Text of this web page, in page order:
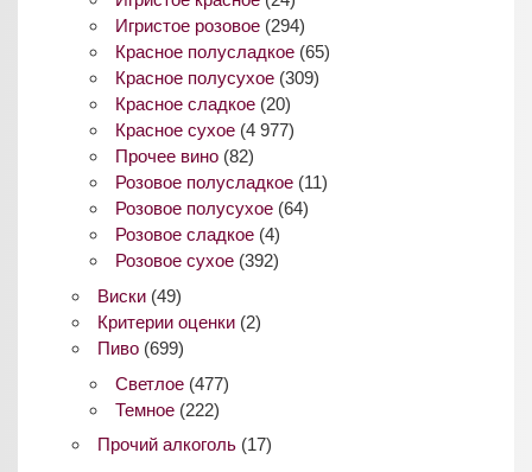
Игристое розовое (294)
Красное полусладкое (65)
Красное полусухое (309)
Красное сладкое (20)
Красное сухое (4 977)
Прочее вино (82)
Розовое полусладкое (11)
Розовое полусухое (64)
Розовое сладкое (4)
Розовое сухое (392)
Виски(49)
Критерии оценки(2)
Пиво(699)
Светлое (477)
Темное (222)
Прочий алкоголь(17)